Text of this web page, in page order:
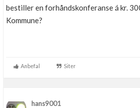
bestiller en forhåndskonferanse á kr.
Kommune?
Anbefal Siter
hans9001